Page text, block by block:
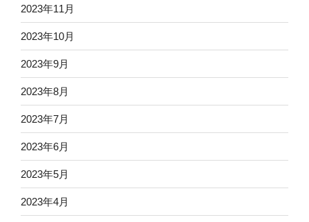
2023年11月
2023年10月
2023年9月
2023年8月
2023年7月
2023年6月
2023年5月
2023年4月